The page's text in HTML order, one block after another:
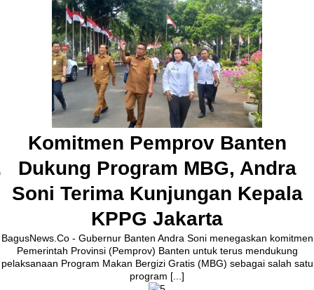
Pembangunan Jalan Ceplak–
Kronjo Sepanjang 11 Kilometer,
Bupati Tangerang: Awasi
Bersama
BagusNews.Co – Bupati Tangerang Moch. Maesyal Rasyid,
melakukan peletakan batu pertama (Groundbreaking) rekonstruksi
Agustus 2026.Pada acara tersebut, Bupati Maesyal [...]
4 hari ago